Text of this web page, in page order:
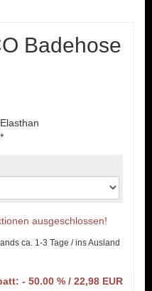
Badehose
ausgeschlossen!
ca. 1-3 Tage / ins Ausland
- 50.00 % / 22,98 EUR